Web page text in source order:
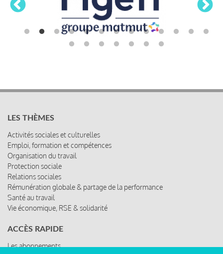
LES THÈMES
Activités sociales et culturelles
Emploi, formation et compétences
Organisation du travail
Protection sociale
Relations sociales
Rémunération globale & partage de la performance
Santé au travail
Vie économique, RSE & solidarité
ACCÈS RAPIDE
Les abonnements